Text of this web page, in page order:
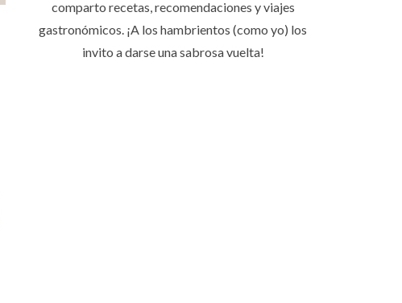
comparto recetas, recomendaciones y viajes
gastronómicos. ¡A los hambrientos (como yo) los
invito a darse una sabrosa vuelta!